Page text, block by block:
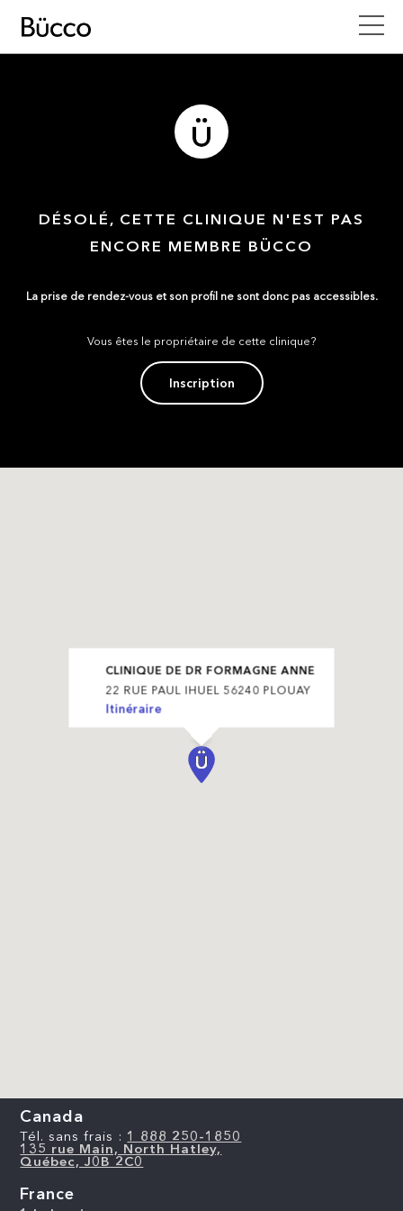
DÉSOLÉ, CETTE CLINIQUE N'EST PAS
ENCORE MEMBRE BÜCCO
La prise de rendez-vous et son profil ne sont donc pas accessibles.
Vous êtes le propriétaire de cette clinique?
Inscription
CLINIQUE DE DR FORMAGNE ANNE
22 RUE PAUL IHUEL 56240 PLOUAY
Itinéraire
Canada
Tél. sans frais : 1 888 250-1850
135 rue Main, North Hatley,
Québec, J0B 2C0
France